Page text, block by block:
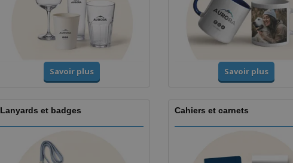
Savoir plus Savoir plus
Lanyards et badges Cahiers et carnets